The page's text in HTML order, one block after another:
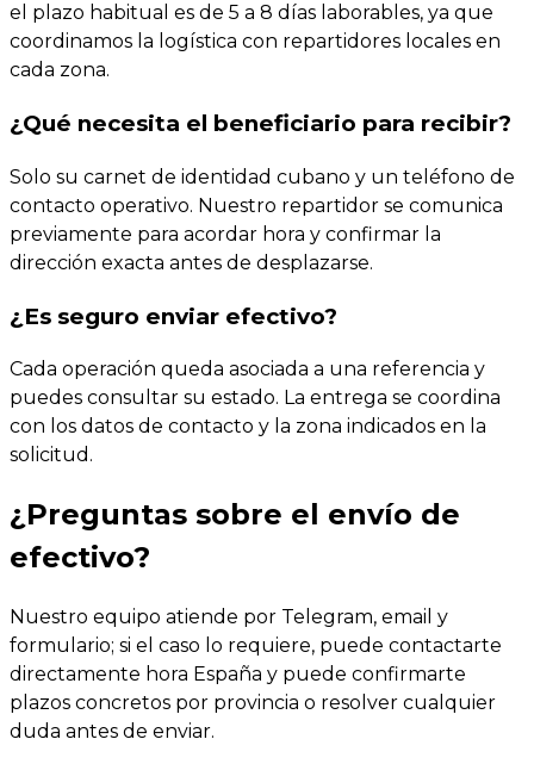
el plazo habitual es de 5 a 8 días laborables, ya que
coordinamos la logística con repartidores locales en
cada zona.
¿Qué necesita el beneficiario para recibir?
Solo su carnet de identidad cubano y un teléfono de
contacto operativo. Nuestro repartidor se comunica
previamente para acordar hora y confirmar la
dirección exacta antes de desplazarse.
¿Es seguro enviar efectivo?
Cada operación queda asociada a una referencia y
puedes consultar su estado. La entrega se coordina
con los datos de contacto y la zona indicados en la
solicitud.
¿Preguntas sobre el envío de
efectivo?
Nuestro equipo atiende por Telegram, email y
formulario; si el caso lo requiere, puede contactarte
directamente hora España y puede confirmarte
plazos concretos por provincia o resolver cualquier
duda antes de enviar.